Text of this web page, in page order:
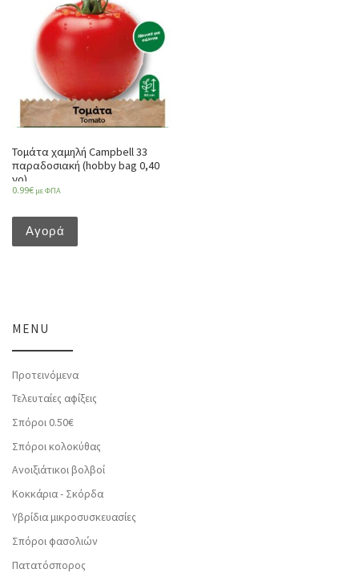
Τομάτα χαμηλή Campbell 33
παραδοσιακή (hobby bag 0,40
γρ)
0.99€ με ΦΠΑ
Αγορά
MENU
Προτεινόμενα
Τελευταίες αφίξεις
Σπόροι 0.50€
Σπόροι κολοκύθας
Ανοιξιάτικοι βολβοί
Κοκκάρια - Σκόρδα
Υβρίδια μικροσυσκευασίες
Σπόροι φασολιών
Πατατόσπορος